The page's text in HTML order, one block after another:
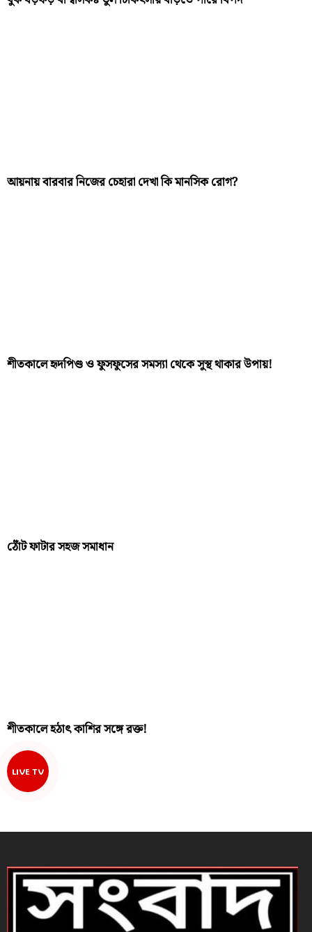
আয়নায় বারবার নিজের চেহারা দেখা কি মানসিক রোগ?
শীতকালে হৃদপিণ্ড ও ফুসফুসের সমস্যা থেকে সুস্থ থাকার উপায়!
ঠোঁট ফাটার সহজ সমাধান
শীতকালে হঠাৎ কাশির সঙ্গে রক্ত!
LIVE TV